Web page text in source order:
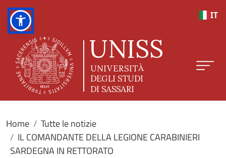
IT
Home
Tutte le notizie
IL COMANDANTE DELLA LEGIONE CARABINIERI
SARDEGNA IN RETTORATO